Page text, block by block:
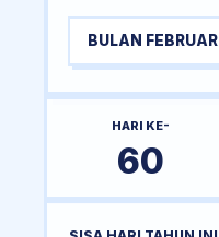
BULAN FEBRUARI
HARI KE-
60